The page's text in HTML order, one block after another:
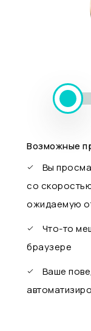
Возможные
Вы
со
ожидаемую
Что-то
браузере
Ваше